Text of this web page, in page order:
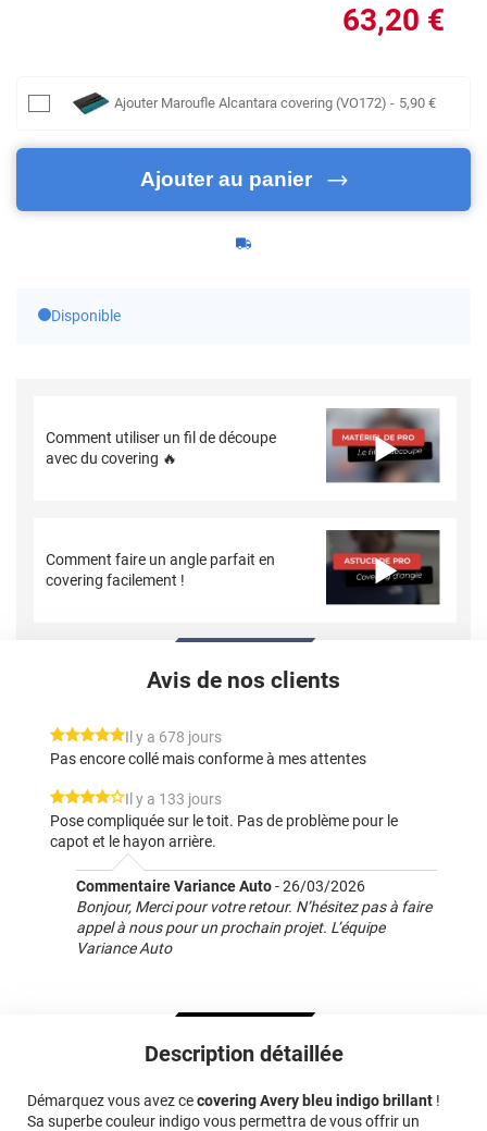
63,20 €
Ajouter Maroufle Alcantara covering (VO172) - 5,90 €
Ajouter au panier
Disponible
Comment utiliser un fil de découpe
avec du covering 🔥
Comment faire un angle parfait en
covering facilement !
Avis de nos clients
*****
Il y a 678 jours
Pas encore collé mais conforme à mes attentes
*****Il y a 133 jours
Pose compliquée sur le toit. Pas de problème pour le
capot et le hayon arrière.
Commentaire Variance Auto-26/03/2026
Bonjour, Merci pour votre retour. N’hésitez pas à faire
appel à nous pour un prochain projet. L’équipe
Variance Auto
Description détaillée
Démarquez vous avez cecovering Avery bleu indigo brillant !
Sa superbe couleur indigo vous permettra de vous offrir un